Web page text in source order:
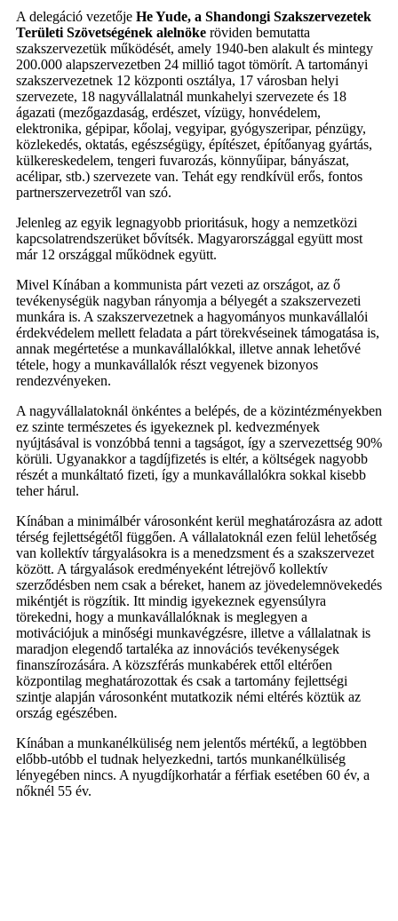
A delegáció vezetője He Yude, a Shandongi Szakszervezetek
Területi Szövetségének alelnöke röviden bemutatta
szakszervezetük működését, amely 1940-ben alakult és mintegy
200.000 alapszervezetben 24 millió tagot tömörít. A tartományi
szakszervezetnek 12 központi osztálya, 17 városban helyi
szervezete, 18 nagyvállalatnál munkahelyi szervezete és 18
ágazati (mezőgazdaság, erdészet, vízügy, honvédelem,
elektronika, gépipar, kőolaj, vegyipar, gyógyszeripar, pénzügy,
közlekedés, oktatás, egészségügy, építészet, építőanyag gyártás,
külkereskedelem, tengeri fuvarozás, könnyűipar, bányászat,
acélipar, stb.) szervezete van. Tehát egy rendkívül erős, fontos
partnerszervezetről van szó.
Jelenleg az egyik legnagyobb prioritásuk, hogy a nemzetközi
kapcsolatrendszerüket bővítsék. Magyarországgal együtt most
már 12 országgal működnek együtt.
Mivel Kínában a kommunista párt vezeti az országot, az ő
tevékenységük nagyban rányomja a bélyegét a szakszervezeti
munkára is. A szakszervezetnek a hagyományos munkavállalói
érdekvédelem mellett feladata a párt törekvéseinek támogatása is,
annak megértetése a munkavállalókkal, illetve annak lehetővé
tétele, hogy a munkavállalók részt vegyenek bizonyos
rendezvényeken.
A nagyvállalatoknál önkéntes a belépés, de a közintézményekben
ez szinte természetes és igyekeznek pl. kedvezmények
nyújtásával is vonzóbbá tenni a tagságot, így a szervezettség 90%
körüli. Ugyanakkor a tagdíjfizetés is eltér, a költségek nagyobb
részét a munkáltató fizeti, így a munkavállalókra sokkal kisebb
teher hárul.
Kínában a minimálbér városonként kerül meghatározásra az adott
térség fejlettségétől függően. A vállalatoknál ezen felül lehetőség
van kollektív tárgyalásokra is a menedzsment és a szakszervezet
között. A tárgyalások eredményeként létrejövő kollektív
szerződésben nem csak a béreket, hanem az jövedelemnövekedés
mikéntjét is rögzítik. Itt mindig igyekeznek egyensúlyra
törekedni, hogy a munkavállalóknak is meglegyen a
motivációjuk a minőségi munkavégzésre, illetve a vállalatnak is
maradjon elegendő tartaléka az innovációs tevékenységek
finanszírozására. A közszférás munkabérek ettől eltérően
központilag meghatározottak és csak a tartomány fejlettségi
szintje alapján városonként mutatkozik némi eltérés köztük az
ország egészében.
Kínában a munkanélküliség nem jelentős mértékű, a legtöbben
előbb-utóbb el tudnak helyezkedni, tartós munkanélküliség
lényegében nincs. A nyugdíjkorhatár a férfiak esetében 60 év, a
nőknél 55 év.